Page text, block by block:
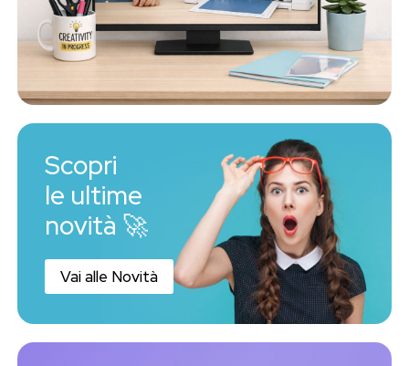
Scopri
le ultime
novità 🚀
Vai alle Novità